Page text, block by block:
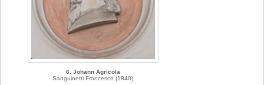
6. Johann Agricola
Sanguinetti Francesco (1840)